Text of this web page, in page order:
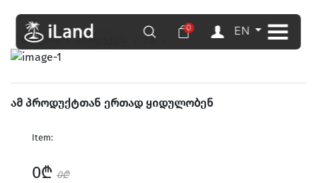
0 EN
მთავარი პროდუქცია 239
ამ პროდუქტთან ერთად ყიდულობენ
Item:
0₾ 0₾